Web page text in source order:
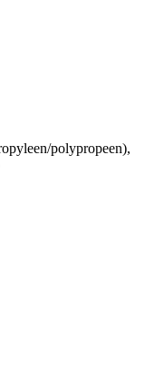
polypropeen),